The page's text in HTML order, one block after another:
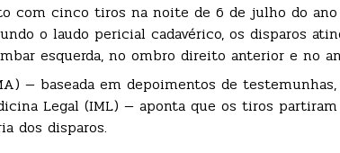
com cinco tiros na noite de 6 de julho do ano
o laudo pericial cadavérico, os disparos
esquerda, no ombro direito anterior e no
— baseada em depoimentos de
Legal (IML) — aponta que os tiros
dos disparos.